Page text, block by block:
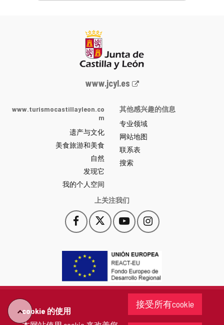
cookie 的使用
接受所有cookie
Junta
y
León
网
站
门
户
-
www.jcyl.es
www.turismocastillayleon.co
m
遗产与文化
美食旅游和美食
自然
发现它
我的个人空间
其他感兴趣的信息
专业领域
网站地图
联系表
搜索
上关注我们
Facebook
此
链
会
打
开
一
此
链
一
YouTube
此
链
会
打
开
一
个
窗
Instagram
此
链
会
开
一
个
新
窗
"回